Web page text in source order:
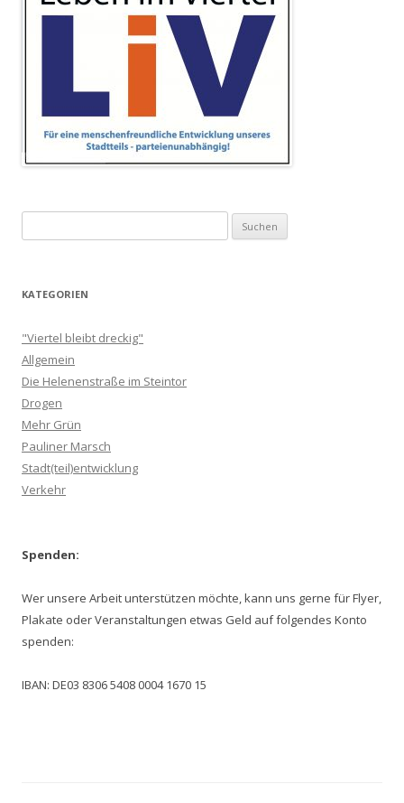
nach:
KATEGORIEN
"Viertel bleibt dreckig"
Allgemein
Die Helenenstraße im Steintor
Drogen
Mehr Grün
Pauliner Marsch
Stadt(teil)entwicklung
Verkehr
Spenden:
Wer unsere Arbeit unterstützen möchte, kann uns gerne für Flyer,
Plakate oder Veranstaltungen etwas Geld auf folgendes Konto
spenden:
IBAN: DE03 8306 5408 0004 1670 15